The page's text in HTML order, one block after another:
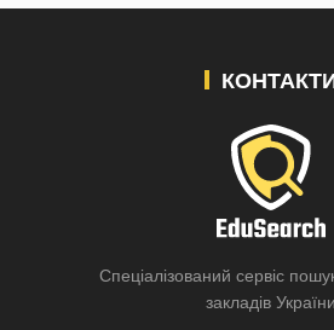
Спеціалізований сервіс
закладів України